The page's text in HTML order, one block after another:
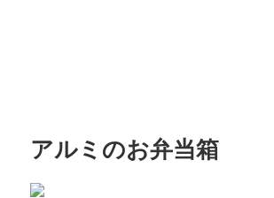
アルミのお弁当箱